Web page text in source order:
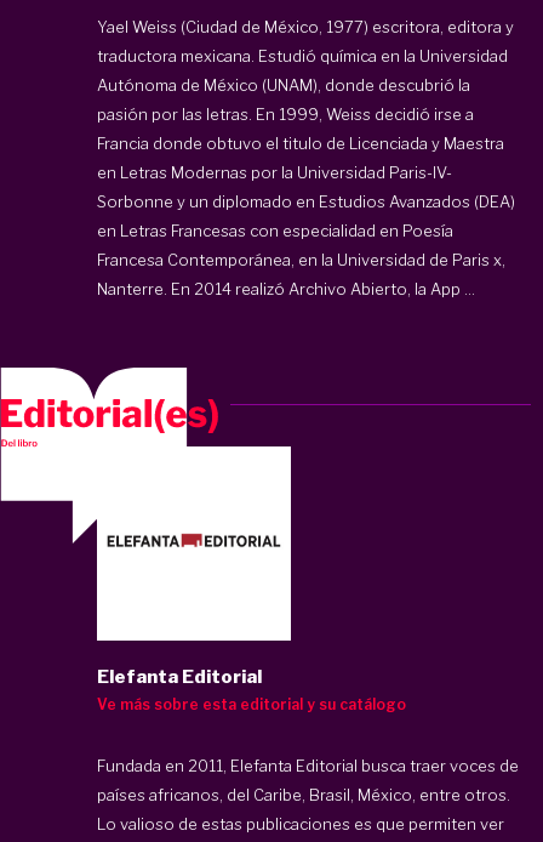
Yael Weiss (Ciudad de México, 1977) escritora, editora y
traductora mexicana. Estudió química en la Universidad
Autónoma de México (UNAM), donde descubrió la
pasión por las letras. En 1999, Weiss decidió irse a
Francia donde obtuvo el titulo de Licenciada y Maestra
en Letras Modernas por la Universidad Paris-IV-
Sorbonne y un diplomado en Estudios Avanzados (DEA)
en Letras Francesas con especialidad en Poesía
Francesa Contemporánea, en la Universidad de Paris x,
Nanterre. En 2014 realizó Archivo Abierto, la App ...
Elefanta Editorial
Ve más sobre esta editorial y su catálogo
Fundada en 2011, Elefanta Editorial busca traer voces de
países africanos, del Caribe, Brasil, México, entre otros.
Lo valioso de estas publicaciones es que permiten ver